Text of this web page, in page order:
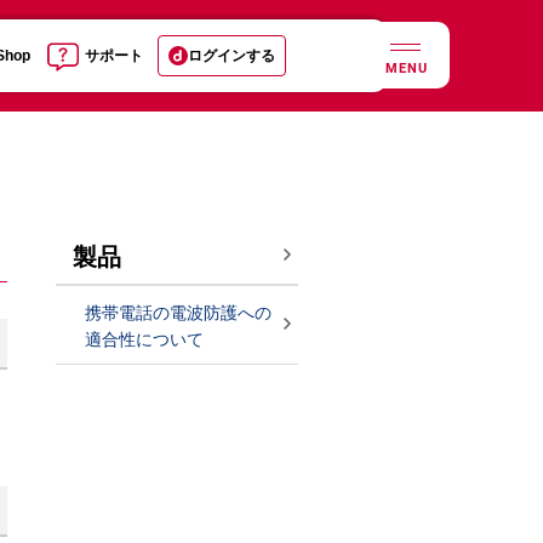
サポート ログインする
MENU
製品
携帯電話の電波防護への
適合性について